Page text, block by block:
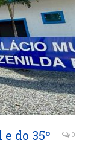
do 35º
0